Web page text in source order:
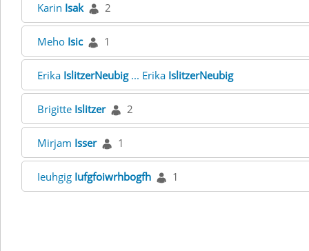
Karin Isak 2
Meho Isic 1
Erika IslitzerNeubig... Erika IslitzerNeubig
Brigitte Islitzer 2
Mirjam Isser 1
Ieuhgig Iufgfoiwrhbogfh 1